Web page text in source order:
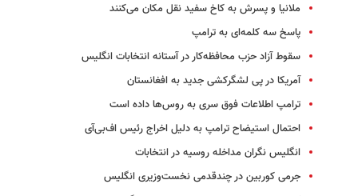
ملانیا و پسرش به کاخ سفید نقل مکان می‌کنند
پاسخ سه کلمه‌ای به ترامپ
سقوط آزاد حزب محافظه‌کار در آستانه انتخابات انگلیس
آمریکا در پی لشگرکشی جدید به افغانستان
ترامپ اطلاعات فوق سری به روس‌ها داده است
احتمال استیضاح ترامپ به دلیل اخراج رئیس اف‌بی‌آی
انگلیس نگران مداخله روسیه در انتخابات
جرمی کوربین در چندقدمی نخست‌وزیری انگلیس